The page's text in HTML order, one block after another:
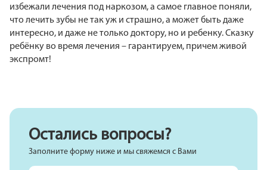
избежали лечения под наркозом, а самое главное поняли,
что лечить зубы не так уж и страшно, а может быть даже
интересно, и даже не только доктору, но и ребенку. Сказку
ребёнку во время лечения – гарантируем, причем живой
экспромт!
Остались вопросы?
Заполните форму ниже и мы свяжемся с Вами